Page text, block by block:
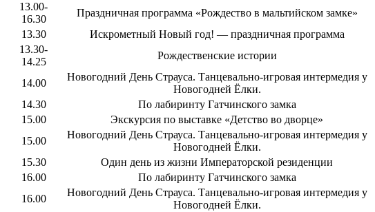
13.00-
16.30
Праздничная программа «Рождество в мальтийском замке»
13.30
Искрометный Новый год! — праздничная программа
13.30-
14.25
Рождественские истории
14.00
Новогодний День Страуса. Танцевально-игровая интермедия у
Новогодней Ёлки.
14.30
По лабиринту Гатчинского замка
15.00
Экскурсия по выставке «Детство во дворце»
15.00
Новогодний День Страуса. Танцевально-игровая интермедия у
Новогодней Ёлки.
15.30
Один день из жизни Императорской резиденции
16.00
По лабиринту Гатчинского замка
16.00
Новогодний День Страуса. Танцевально-игровая интермедия у
Новогодней Ёлки.